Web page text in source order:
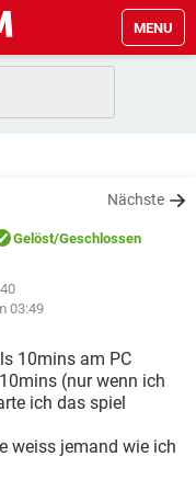
MENU
Nächste
Gelöst/Geschlossen
03:49
10mins am PC
(nur wenn ich
ich das spiel
weiss jemand wie ich